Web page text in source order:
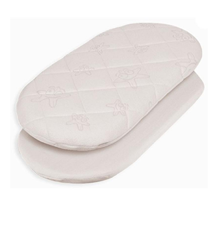
Guarda mi nombre, correo electrónico y
web en este navegador para la próxima